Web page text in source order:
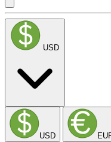
USD
USD